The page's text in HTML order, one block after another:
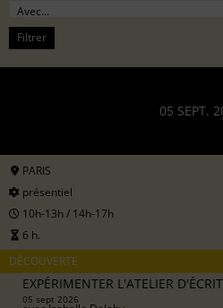
Filtrer
05 SEPT.
PARIS
présentiel
10h-13h / 14h-17h
6 h.
DÉCOUVERTE
EXPÉRIMENTER L'ATELIER
05 sept 2026